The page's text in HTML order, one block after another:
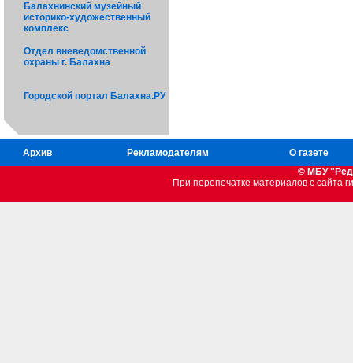
Балахнинский музейный
историко-художественный
комплекс
Отдел вневедомственной
охраны г. Балахна
Городской портал Балахна.РУ
Архив Рекламодателям
О газете
© МБУ
При перепечатке материалов c сайта